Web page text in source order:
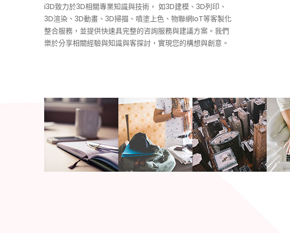
i3D致力於3D相關專業知識與技術， 如3D建模、3D列印、
3D渲染、3D動畫、3D掃描、噴塗上色、物聯網IoT等客製化
整合服務，並提供快速具完整的咨詢服務與建議方案。我們
樂於分享相關經驗與知識與客探討，實現您的構想與創意。